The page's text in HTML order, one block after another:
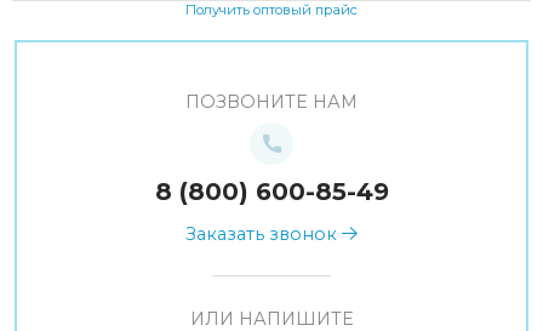
Получить оптовый прайс
ПОЗВОНИТЕ НАМ
8 (800) 600-85-49
Заказать звонок
ИЛИ НАПИШИТЕ